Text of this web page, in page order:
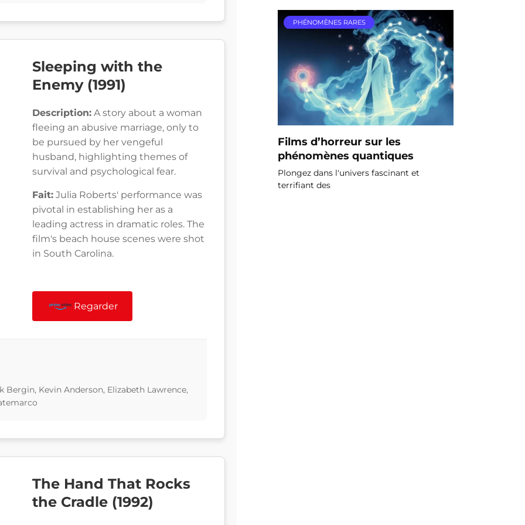
Sleeping with the
Enemy (1991)
Description: A story about a woman
fleeing an abusive marriage, only to
be pursued by her vengeful
husband, highlighting themes of
survival and psychological fear.
Fait: Julia Roberts' performance was
pivotal in establishing her as a
leading actress in dramatic roles. The
film's beach house scenes were shot
in South Carolina.
Regarder
Bergin, Kevin Anderson, Elizabeth Lawrence,
The Hand That Rocks
the Cradle (1992)
PHÉNOMÈNES RARES
Films d’horreur sur les
phénomènes quantiques
Plongez dans l'univers fascinant et
terrifiant des